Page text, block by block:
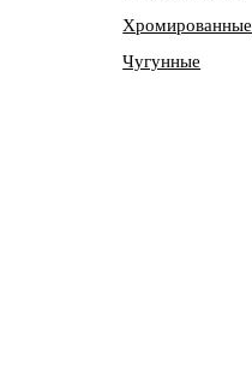
Хромированные
Чугунные